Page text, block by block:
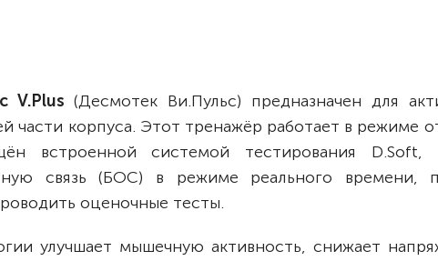
Вертикализаторы
Кровати для дома
Ванна для инвалидов
V.Plus (Десмотек Ви.Пульс) предназначен для
части корпуса. Этот тренажёр работает в режиме
встроенной системой тестирования D.Soft,
связь (БОС) в режиме реального времени,
оценочные тесты.
улучшает мышечную активность, снижает